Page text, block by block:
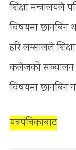
शिक्षा
विषयमा छानबिन
हरि लम्सालले
कलेजको सञ्चालन
विषयमा छानबिन
पत्रपत्रिकाबाट